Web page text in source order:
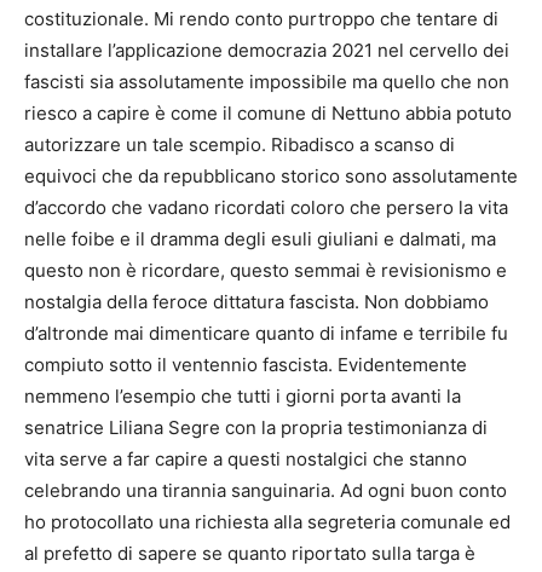
costituzionale. Mi rendo conto purtroppo che tentare di
installare l’applicazione democrazia 2021 nel cervello dei
fascisti sia assolutamente impossibile ma quello che non
riesco a capire è come il comune di Nettuno abbia potuto
autorizzare un tale scempio. Ribadisco a scanso di
equivoci che da repubblicano storico sono assolutamente
d’accordo che vadano ricordati coloro che persero la vita
nelle foibe e il dramma degli esuli giuliani e dalmati, ma
questo non è ricordare, questo semmai è revisionismo e
nostalgia della feroce dittatura fascista. Non dobbiamo
d’altronde mai dimenticare quanto di infame e terribile fu
compiuto sotto il ventennio fascista. Evidentemente
nemmeno l’esempio che tutti i giorni porta avanti la
senatrice Liliana Segre con la propria testimonianza di
vita serve a far capire a questi nostalgici che stanno
celebrando una tirannia sanguinaria. Ad ogni buon conto
ho protocollato una richiesta alla segreteria comunale ed
al prefetto di sapere se quanto riportato sulla targa è